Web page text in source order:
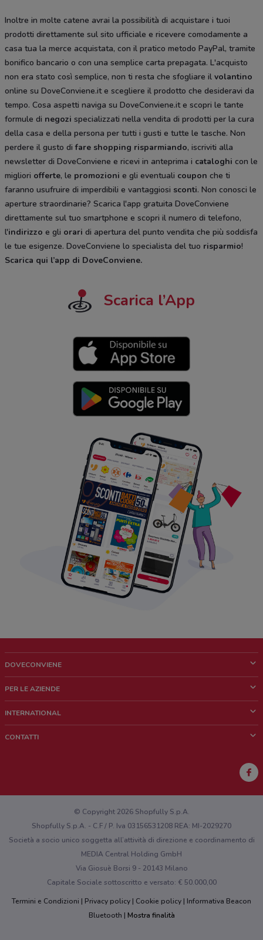
Inoltre in molte catene avrai la possibilità di acquistare i tuoi
prodotti direttamente sul sito ufficiale e ricevere comodamente a
casa tua la merce acquistata, con il pratico metodo PayPal, tramite
bonifico bancario o con una semplice carta prepagata. L'acquisto
non era stato così semplice, non ti resta che sfogliare il volantino
online su DoveConviene.it e scegliere il prodotto che desideravi da
tempo. Cosa aspetti naviga su DoveConviene.it e scopri le tante
formule di negozi specializzati nella vendita di prodotti per la cura
della casa e della persona per tutti i gusti e tutte le tasche. Non
perdere il gusto difare shopping risparmiando, iscriviti alla
newsletter di DoveConviene e ricevi in anteprima i cataloghi con le
migliori offerte, le promozioni e gli eventuali coupon che ti
faranno usufruire di imperdibili e vantaggiosi sconti. Non conosci le
aperture straordinarie? Scarica l'app gratuita DoveConviene
direttamente sul tuo smartphone e scopri il numero di telefono,
l'indirizzo e gli orari di apertura del punto vendita che più soddisfa
le tue esigenze. DoveConviene lo specialista del tuo risparmio!
Scarica qui l’app di DoveConviene.
Scarica l’App
DOVECONVIENE
Chi siamo
Lavora con noi
PER LE AZIENDE
Richieste commerciali e marketing
INTERNATIONAL
CONTATTI
Hai un malfunzionamento sul web o sull'app?
© Copyright 2026 Shopfully S.p.A.
Shopfully S.p.A. - C.F / P. Iva 03156531208 REA: MI-2029270
Società a socio unico soggetta all’attività di direzione e coordinamento di
MEDIA Central Holding GmbH
Via Giosuè Borsi 9 - 20143 Milano
Capitale Sociale sottoscritto e versato: € 50.000,00
Termini e Condizioni
Privacy policy Cookie policy
Informativa Beacon
Bluetooth
Mostra finalità